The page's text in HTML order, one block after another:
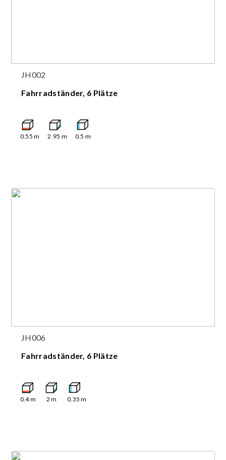
JH002
Fahrradständer, 6 Plätze
0.55 m 2.95 m 0.5 m
JH006
Fahrradständer, 6 Plätze
0.4m 2 m 0.35 m